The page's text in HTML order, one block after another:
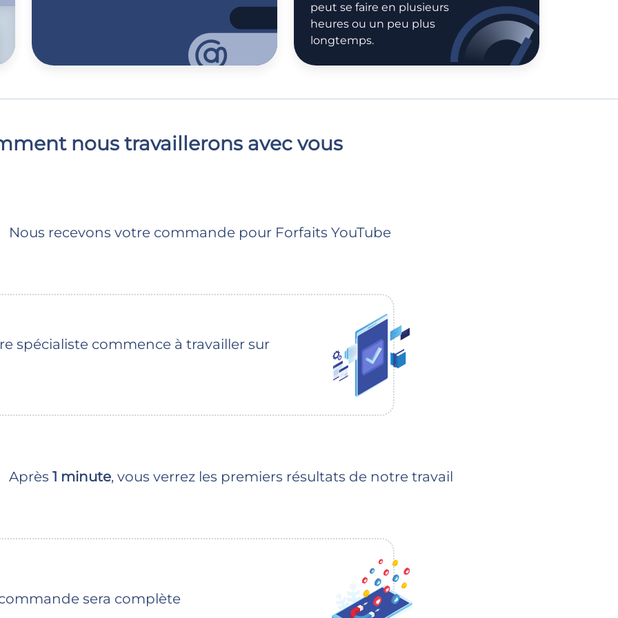
peut se faire en plusieurs
heures ou un peu plus
longtemps.
nous travaillerons avec vous
Nous recevons votre commande pour Forfaits YouTube
spécialiste commence à travailler sur
Après 1 minute, vous verrez les premiers résultats de notre travail
sera complète